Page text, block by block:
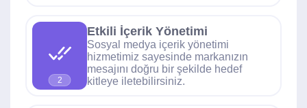
2
Etkili İçerik Yönetimi
Sosyal medya içerik yönetimi
hizmetimiz sayesinde markanızın
mesajını doğru bir şekilde hedef
kitleye iletebilirsiniz.